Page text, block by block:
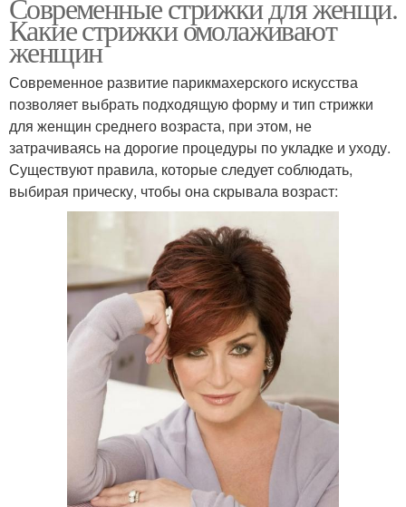
Современные стрижки для женщи.
Какие стрижки омолаживают
женщин
Современное развитие парикмахерского искусства
позволяет выбрать подходящую форму и тип стрижки
для женщин среднего возраста, при этом, не
затрачиваясь на дорогие процедуры по укладке и уходу.
Существуют правила, которые следует соблюдать,
выбирая прическу, чтобы она скрывала возраст: